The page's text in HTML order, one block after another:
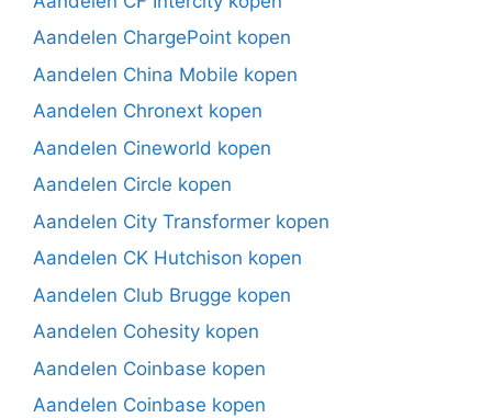
Aandelen ChargePoint kopen
Aandelen China Mobile kopen
Aandelen Chronext kopen
Aandelen Cineworld kopen
Aandelen Circle kopen
Aandelen City Transformer kopen
Aandelen CK Hutchison kopen
Aandelen Club Brugge kopen
Aandelen Cohesity kopen
Aandelen Coinbase kopen
Aandelen Coinbase kopen